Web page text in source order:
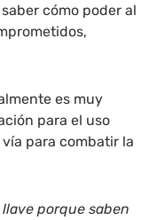
cómo poder al
es muy
para el uso
para combatir la
porque saben